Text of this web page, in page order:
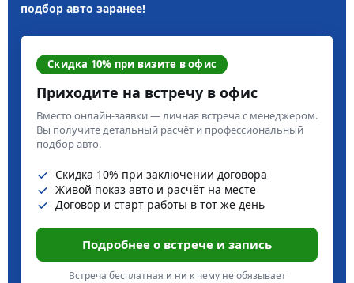
подбор авто заранее!
Скидка 10% при визите в офис
Приходите на встречу в офис
Вместо онлайн-заявки — личная встреча с менеджером.
Вы получите детальный расчёт и профессиональный
подбор авто.
Скидка 10% при заключении договора
Живой показ авто и расчёт на месте
Договор и старт работы в тот же день
Подробнее о встрече и запись
Встреча бесплатная и ни к чему не обязывает